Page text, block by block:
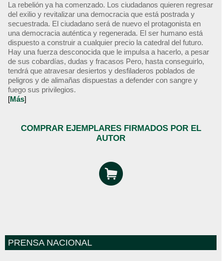
La rebelión ya ha comenzado. Los ciudadanos quieren regresar
del exilio y revitalizar una democracia que está postrada y
secuestrada. El ciudadano será de nuevo el protagonista en
una democracia auténtica y regenerada. El ser humano está
dispuesto a construir a cualquier precio la catedral del futuro.
Hay una fuerza desconocida que le impulsa a hacerlo, a pesar
de sus cobardías, dudas y fracasos Pero, hasta conseguirlo,
tendrá que atravesar desiertos y desfiladeros poblados de
peligros y de alimañas dispuestas a defender con sangre y
fuego sus privilegios.
[Más]
COMPRAR EJEMPLARES FIRMADOS POR EL
AUTOR
PRENSA NACIONAL